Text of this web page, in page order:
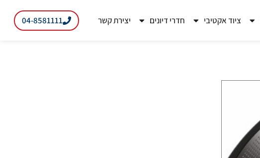
ציוד אקטיבי חדרי דיונים יצירת קשר 04-8581111